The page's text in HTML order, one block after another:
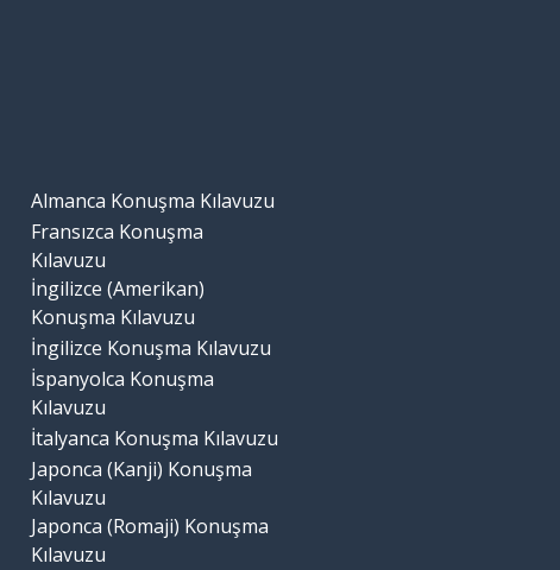
Almanca Konuşma Kılavuzu
Fransızca Konuşma
Kılavuzu
İngilizce (Amerikan)
Konuşma Kılavuzu
İngilizce Konuşma Kılavuzu
İspanyolca Konuşma
Kılavuzu
İtalyanca Konuşma Kılavuzu
Japonca (Kanji) Konuşma
Kılavuzu
Japonca (Romaji) Konuşma
Kılavuzu